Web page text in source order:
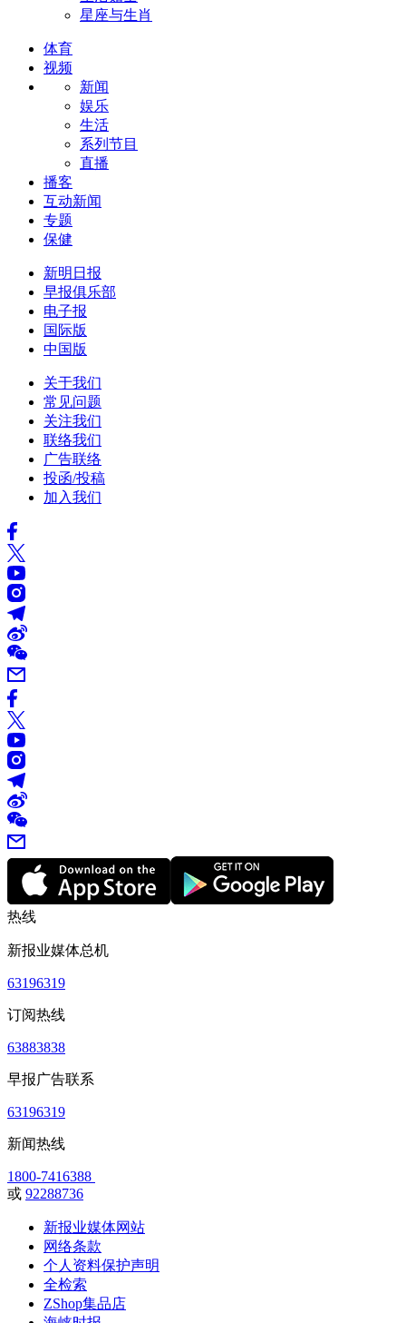
星座与生肖
体育
视频
新闻
娱乐
生活
系列节目
直播
播客
互动新闻
专题
保健
新明日报
早报俱乐部
电子报
国际版
中国版
关于我们
常见问题
关注我们
联络我们
广告联络
投函/投稿
加入我们
热线
新报业媒体总机
63196319
订阅热线
63883838
早报广告联系
63196319
新闻热线
1800-7416388
或 92288736
新报业媒体网站
网络条款
个人资料保护声明
全检索
ZShop集品店